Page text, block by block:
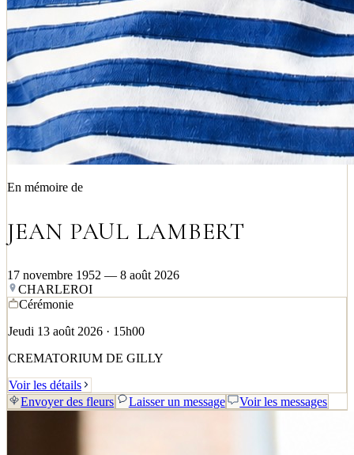
En mémoire de
JEAN PAUL LAMBERT
17 novembre 1952 — 8 août 2026
CHARLEROI
Cérémonie
Jeudi 13 août 2026 · 15h00
CREMATORIUM DE GILLY
Voir les détails
Envoyer des fleurs
Laisser un message Voir les messages